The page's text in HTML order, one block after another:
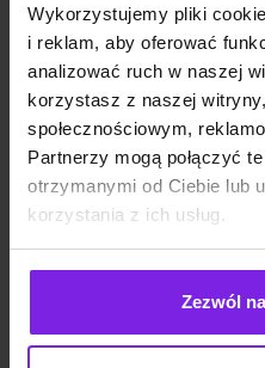
Wykorzystujemy pliki
i reklam, aby oferować
analizować ruch w naszej
korzystasz z naszej
społecznościowym,
Partnerzy mogą połączyć
otrzymanymi od Ciebie lub
korzystania z ich usług.
Zezwól
Marketing